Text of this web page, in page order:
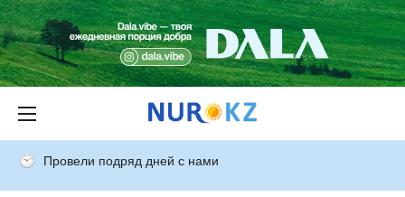
Провели подряд дней с нами